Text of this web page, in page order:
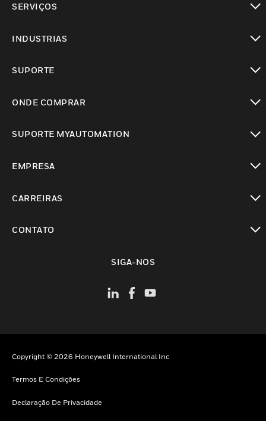
SERVIÇOS
INDUSTRIAS
SUPORTE
ONDE COMPRAR
SUPORTE MYAUTOMATION
EMPRESA
CARREIRAS
CONTATO
SIGA-NOS
Copyright © 2026 Honeywell International Inc
Termos E Condições
Declaração De Privacidade